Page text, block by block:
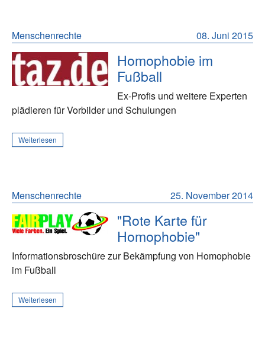
08. Juni 2015
Menschenrechte
Homophobie im
Fußball
Ex-Profis und weitere Experten
plädieren für Vorbilder und Schulungen
Weiterlesen
25. November 2014
Menschenrechte
"Rote Karte für
Homophobie"
Informationsbroschüre zur Bekämpfung von Homophobie
im Fußball
Weiterlesen